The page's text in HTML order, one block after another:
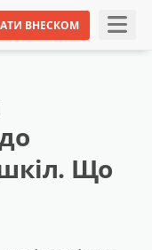
ВНЕСКОМ
Що